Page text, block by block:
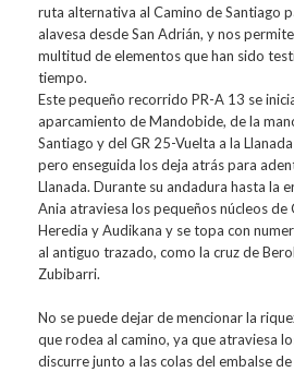
ruta alternativa al Camino de Santiago
alavesa desde San Adrián, y nos
multitud de elementos que han sido
tiempo.
Este pequeño recorrido PR-A 13 se
aparcamiento de Mandobide, de la
Santiago y del GR 25-Vuelta a la
pero enseguida los deja atrás para
Llanada. Durante su andadura hasta la
Ania atraviesa los pequeños núcleos de
Heredia y Audikana y se topa con
al antiguo trazado, como la cruz de
Zubibarri.
No se puede dejar de mencionar la
que rodea al camino, ya que atraviesa
discurre junto a las colas del embalse